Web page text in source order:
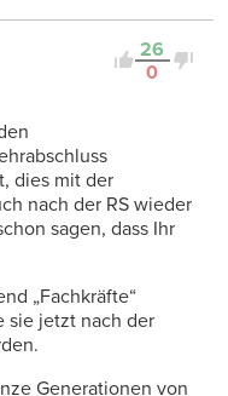
26
0
dies mit der
nach der RS wieder
sagen, dass Ihr
„Fachkräfte“
sie jetzt nach der
Generationen von